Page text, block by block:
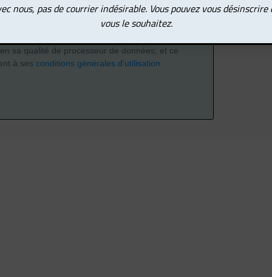
Sendinblue en tant que plateforme marketing.
ce formulaire, vous reconnaissez que les
que vous allez fournir seront transmises à
sa qualité de processeur de données; et ce
à sesconditions générales d'utilisation
nous, pas de courrier indésirable. Vous pouvez vous désinscrire
vous le souhaitez.